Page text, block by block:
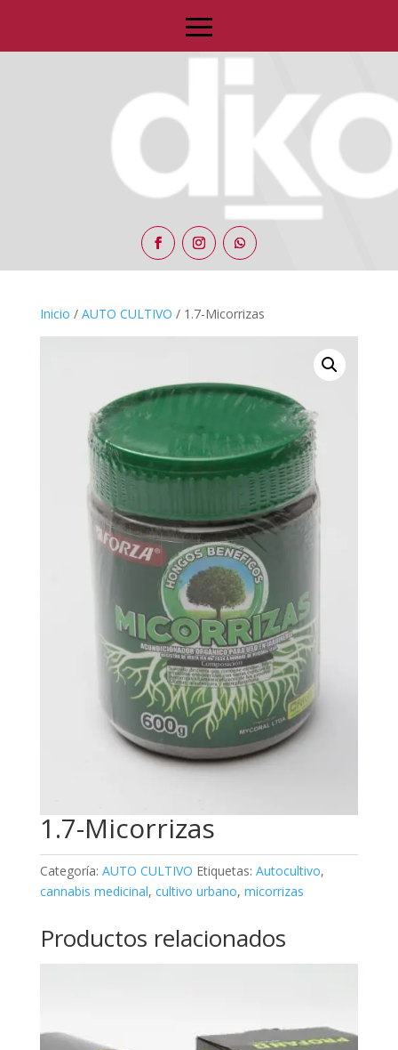
Inicio / AUTO CULTIVO / 1.7-Micorrizas
1.7-Micorrizas
Categoría: AUTO CULTIVO Etiquetas: Autocultivo,
cannabis medicinal, cultivo urbano, micorrizas
Productos relacionados